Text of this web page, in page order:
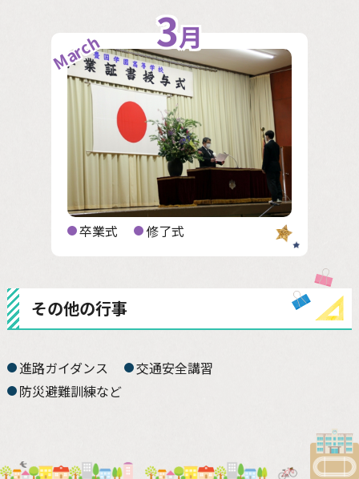
3月
March
卒業式 修了式
その他の行事
進路ガイダンス
交通安全講習
防災避難訓練など